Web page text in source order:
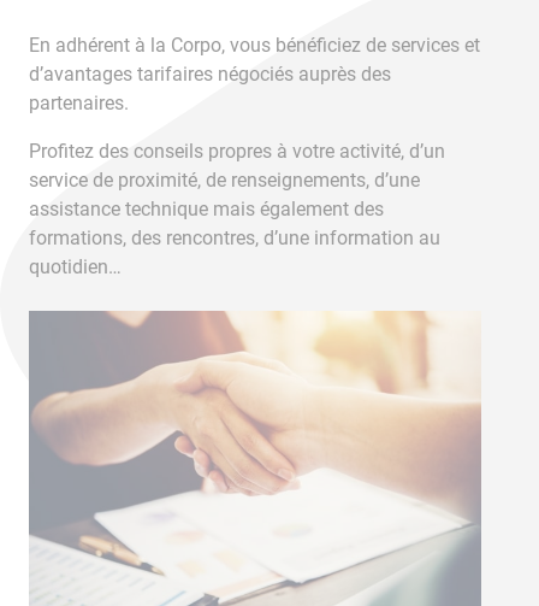
En adhérent à la Corpo, vous bénéficiez de services et
d’avantages tarifaires négociés auprès des
partenaires.
Profitez des conseils propres à votre activité, d’un
service de proximité, de renseignements, d’une
assistance technique mais également des
formations, des rencontres, d’une information au
quotidien…